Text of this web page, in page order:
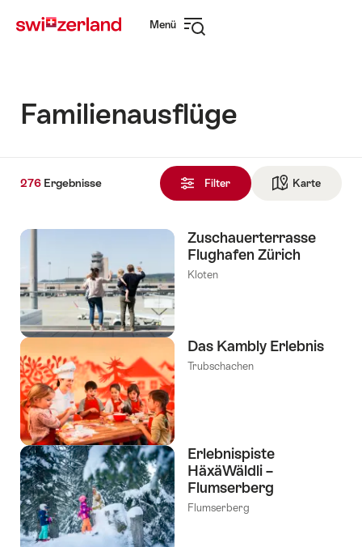
Menü
Familienausflüge
Ergebnisse
Filter Karte
276 Ergebnisse
Zuschauerterrasse
Flughafen Zürich
Kloten
Das Kambly Erlebnis
Trubschachen
Erlebnispiste
HäxäWäldli –
Flumserberg
Flumserberg